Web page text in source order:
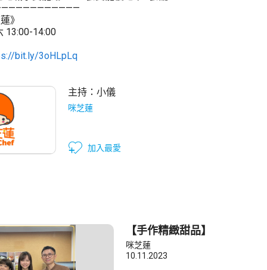
》
13:00-14:00
bit.ly/3oHLpLq
主持： 小儀
咪芝蓮
加入最愛
【手作精緻甜品】
咪芝蓮
10.11.2023